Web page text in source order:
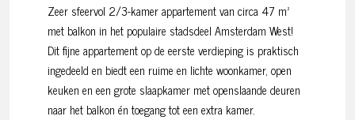
Zeer sfeervol 2/3-kamer appartement van circa 47 m²
met balkon in het populaire stadsdeel Amsterdam West!
Dit fijne appartement op de eerste verdieping is praktisch
ingedeeld en biedt een ruime en lichte woonkamer, open
keuken en een grote slaapkamer met openslaande deuren
naar het balkon én toegang tot een extra kamer.